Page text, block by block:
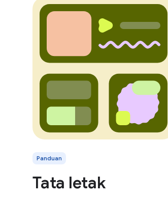
Panduan
Tata letak